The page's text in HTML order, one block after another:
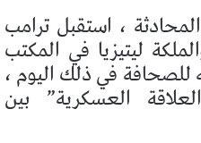
، استقبل ترامب
ليتيزيا في المكتب
للصحافة في ذلك اليوم ،
العسكرية” بين